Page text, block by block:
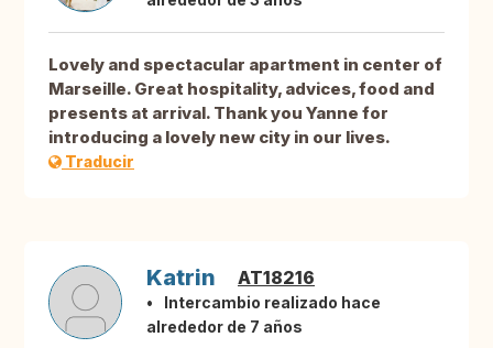
Lovely and spectacular apartment in center of
Marseille. Great hospitality, advices, food and
presents at arrival. Thank you Yanne for
introducing a lovely new city in our lives.
Traducir
Katrin AT18216
Intercambio realizado hace
alrededor de 7 años